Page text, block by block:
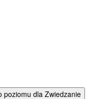
poziomu dla Zwiedzanie